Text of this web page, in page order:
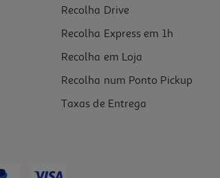
Recolha Drive
Recolha Express em 1h
Recolha em Loja
Recolha num Ponto Pickup
Taxas de Entrega